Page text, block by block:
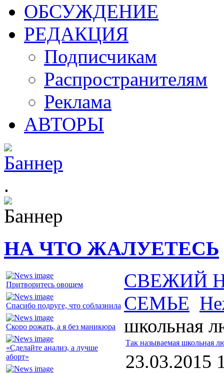
ОБСУЖДЕНИЕ
РЕДАКЦИЯ
Подписчикам
Распространителям
Реклама
АВТОРЫ
.
НА ЧТО ЖАЛУЕТЕСЬ
Притворитесь овощем
Спасибо подруге, что соблазнила
Скоро рожать, а я без маникюра
«Сделайте анализ, а лучше
аборт»
СВЕЖИЙ
СЕМЬЕ
школьная
Так называемая школьная
23.03.2015